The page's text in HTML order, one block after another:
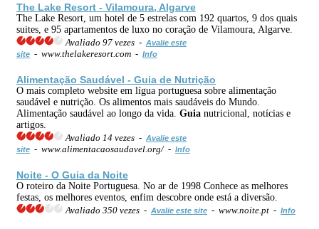
The Lake Resort - Vilamoura, Algarve
The Lake Resort, um hotel de 5 estrelas com 192 quartos, 9 dos quais
suites, e 95 apartamentos de luxo no coração de Vilamoura, Algarve.
Avaliado 97 vezes - Avalie este
site - www.thelakeresort.com - Info
Alimentação Saudável - Guia de Nutrição
O mais completo website em lígua portuguesa sobre alimentação
saudável e nutrição. Os alimentos mais saudáveis do Mundo.
Alimentação saudável ao longo da vida. Guia nutricional, notícias e
artigos.
Avaliado 14 vezes - Avalie este
site - www.alimentacaosaudavel.org/ - Info
Noite - O Guia da Noite
O roteiro da Noite Portuguesa. No ar de 1998 Conhece as melhores
festas, os melhores eventos, enfim descobre onde está a diversão.
Avaliado 350 vezes - Avalie este site - www.noite.pt - Info